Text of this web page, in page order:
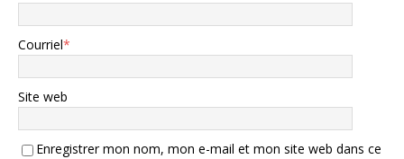
Courriel*
Site web
Enregistrer mon nom, mon e-mail et mon site web dans ce